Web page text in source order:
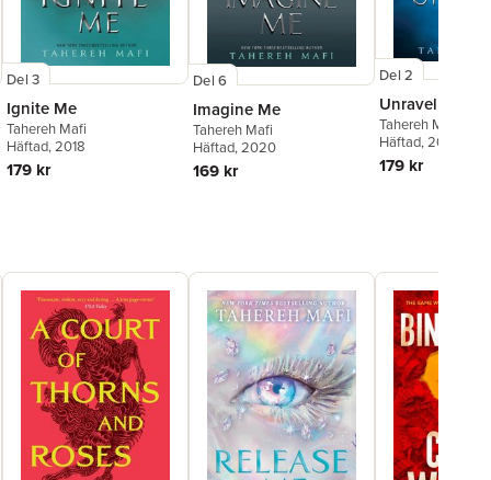
Del 3
Ignite Me
Tahereh Mafi
Häftad, 2018
179 kr
Del 6
Imagine Me
Tahereh Mafi
Häftad, 2020
169 kr
Del 2
Unravel Me
Tahereh Mafi
Häftad, 2018
179 kr